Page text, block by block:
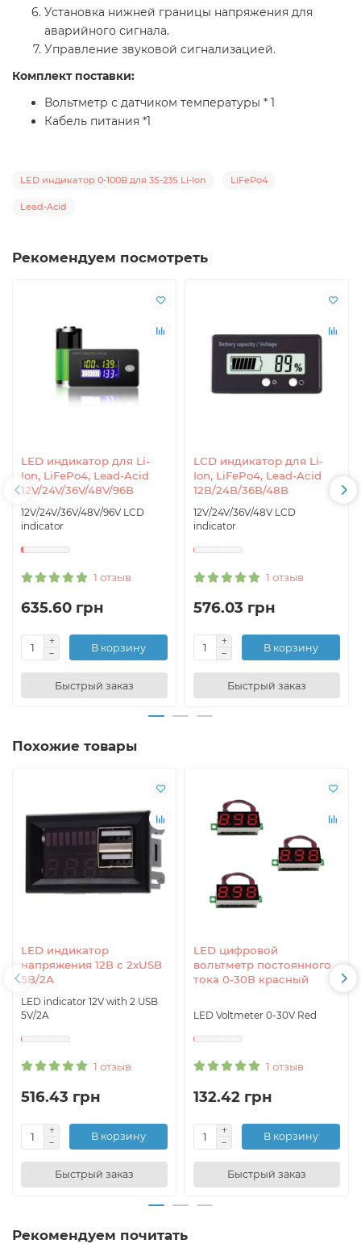
Установка нижней границы напряжения для
аварийного сигнала.
Управление звуковой сигнализацией.
Комплект поставки:
Вольтметр с датчиком температуры * 1
Кабель питания *1
LED индикатор 0-100В для 3S-23S Li-Ion LiFePo4
Lead-Acid
Рекомендуем посмотреть
LED индикатор для Li-
Ion, LiFePo4, Lead-Acid
12V/24V/36V/48V/96В
12V/24V/36V/48V/96V LCD
indicator
1 отзыв
635.60 грн
В корзину
Быстрый заказ
LCD индикатор для Li-
Ion, LiFePo4, Lead-Acid
12В/24В/36В/48В
12V/24V/36V/48V LCD
indicator
1 отзыв
576.03 грн
В корзину
Быстрый заказ
Похожие товары
LED индикатор
напряжения 12В с 2xUSB
5В/2А
LED indicator 12V with 2 USB
5V/2A
1 отзыв
516.43 грн
В корзину
Быстрый заказ
LED цифровой
вольтметр постоянного
тока 0-30В красный
LED Voltmeter 0-30V Red
1 отзыв
132.42 грн
В корзину
Быстрый заказ
Рекомендуем почитать